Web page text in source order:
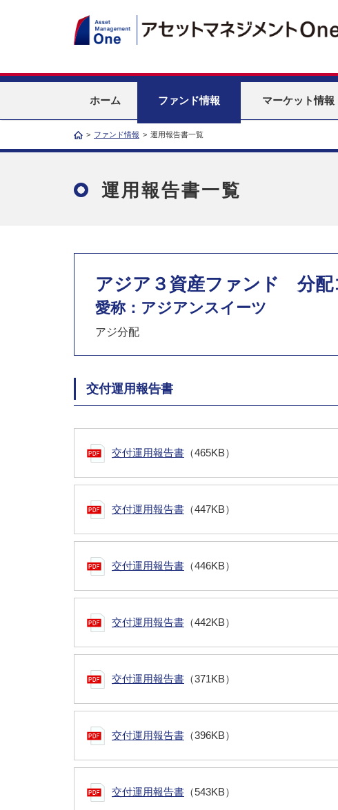
ホーム ファンド情報 マーケット情報
> ファンド情報 > 運用報告書一覧
運用報告書一覧
アジア３資産ファンド 分配
愛称：アジアンスイーツ
アジ分配
交付運用報告書
交付運用報告書 （465KB）
交付運用報告書 （447KB）
交付運用報告書 （446KB）
交付運用報告書 （442KB）
交付運用報告書 （371KB）
交付運用報告書 （396KB）
交付運用報告書 （543KB）